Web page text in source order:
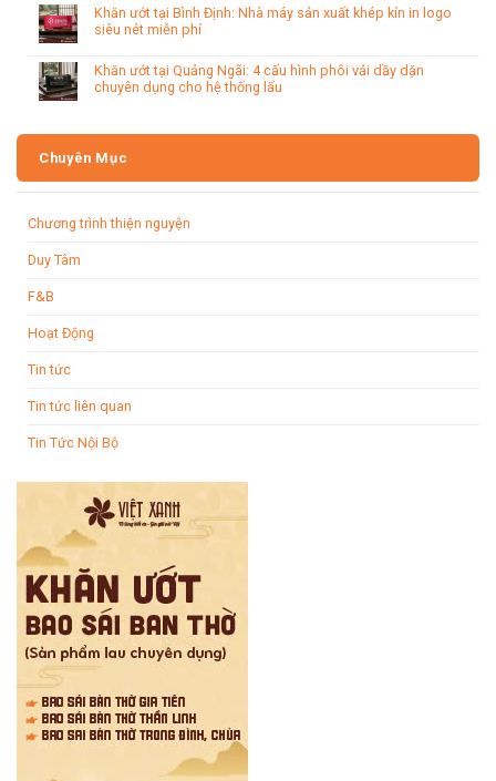
Khăn ướt tại Bình Định: Nhà máy sản xuất khép kín in logo
siêu nét miễn phí
Khăn ướt tại Quảng Ngãi: 4 cấu hình phôi vải dầy dặn
chuyên dụng cho hệ thống lẩu
Chuyên Mục
Chương trình thiện nguyện
Duy Tâm
F&B
Hoạt Động
Tin tức
Tin tức liên quan
Tin Tức Nội Bộ